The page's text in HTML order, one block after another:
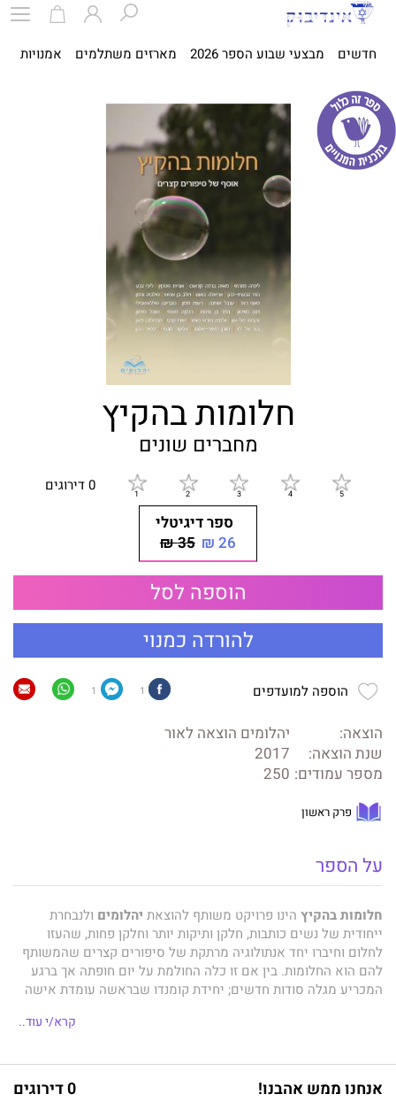
חדשים מבצעי שבוע הספר 2026 מארזים משתלמים אמנויות
חלומות בהקיץ
מחברים שונים
0 דירוגים
ספר דיגיטלי
26 ₪
35 ₪
הוספה לסל
להורדה כמנוי
הוספה למועדפים 1
1
הוצאה:
יהלומים הוצאה לאור
שנת הוצאה:
2017
מספר עמודים: 250
פרק ראשון
על הספר
חלומות בהקיץ הינו פרויקט משותף להוצאת יהלומים ולנבחרת
ייחודית של נשים כותבות, חלקן ותיקות יותר וחלקן פחות, שהעזו
לחלום וחיברו יחד אנתולוגיה מרתקת של סיפורים קצרים שהמשותף
להם הוא החלומות. בין אם זו כלה החולמת על יום חופתה אך ברגע
המכריע מגלה סודות חדשים; יחידת קומנדו שבראשה עומדת אישה
קרא/י עוד..
אנחנו ממש אהבנו! 0 דירוגים